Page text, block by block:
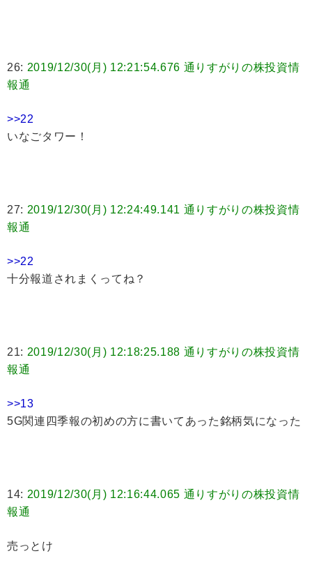
26: 2019/12/30(月) 12:21:54.676 通りすがりの株投資情
報通
>>22
いなごタワー！
27: 2019/12/30(月) 12:24:49.141 通りすがりの株投資情
報通
>>22
十分報道されまくってね？
21: 2019/12/30(月) 12:18:25.188 通りすがりの株投資情
報通
>>13
5G関連四季報の初めの方に書いてあった銘柄気になった
14: 2019/12/30(月) 12:16:44.065 通りすがりの株投資情
報通
売っとけ